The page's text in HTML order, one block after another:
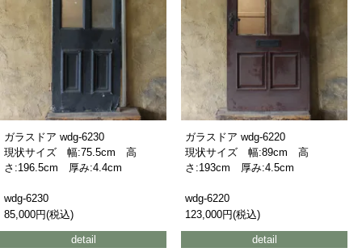
ガラスドア wdg-6230
現状サイズ 幅:75.5cm 高
さ:196.5cm 厚み:4.4cm
wdg-6230
85,000円(税込)
detail
ガラスドア wdg-6220
現状サイズ 幅:89cm 高
さ:193cm 厚み:4.5cm
wdg-6220
123,000円(税込)
detail